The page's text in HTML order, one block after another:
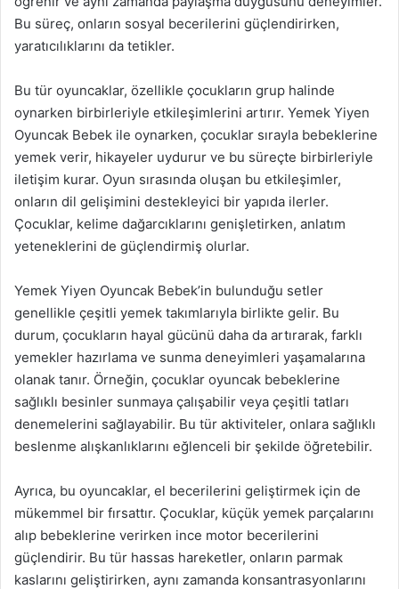
Bu süreç, onların sosyal becerilerini güçlendirirken,
yaratıcılıklarını da tetikler.
Bu tür oyuncaklar, özellikle çocukların grup halinde
oynarken birbirleriyle etkileşimlerini artırır. Yemek Yiyen
Oyuncak Bebek ile oynarken, çocuklar sırayla bebeklerine
yemek verir, hikayeler uydurur ve bu süreçte birbirleriyle
iletişim kurar. Oyun sırasında oluşan bu etkileşimler,
onların dil gelişimini destekleyici bir yapıda ilerler.
Çocuklar, kelime dağarcıklarını genişletirken, anlatım
yeteneklerini de güçlendirmiş olurlar.
Yemek Yiyen Oyuncak Bebek’in bulunduğu setler
genellikle çeşitli yemek takımlarıyla birlikte gelir. Bu
durum, çocukların hayal gücünü daha da artırarak, farklı
yemekler hazırlama ve sunma deneyimleri yaşamalarına
olanak tanır. Örneğin, çocuklar oyuncak bebeklerine
sağlıklı besinler sunmaya çalışabilir veya çeşitli tatları
denemelerini sağlayabilir. Bu tür aktiviteler, onlara sağlıklı
beslenme alışkanlıklarını eğlenceli bir şekilde öğretebilir.
Ayrıca, bu oyuncaklar, el becerilerini geliştirmek için de
mükemmel bir fırsattır. Çocuklar, küçük yemek parçalarını
alıp bebeklerine verirken ince motor becerilerini
güçlendirir. Bu tür hassas hareketler, onların parmak
kaslarını geliştirirken, aynı zamanda konsantrasyonlarını